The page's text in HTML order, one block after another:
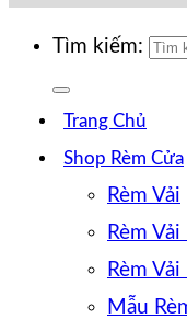
Tìm kiếm:
Trang Chủ
Shop Rèm Cửa
Rèm Vải
Rèm
Rèm
Mẫu